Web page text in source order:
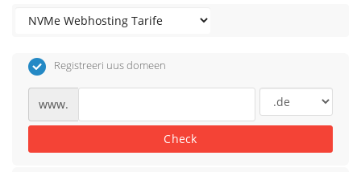
Registreeri uus domeen
www.
Check